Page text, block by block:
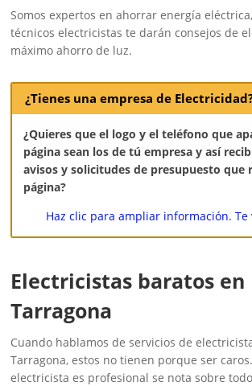
Somos expertos en ahorrar energía
técnicos electricistas te darán consejos de
máximo ahorro de luz.
¿Tienes una empresa de
¿Quieres que el logo y el teléfono que
página sean los de tú empresa y así
avisos y solicitudes de presupuesto que
página?
Haz clic para ampliar información. Te
Electricistas baratos en
Tarragona
Cuando hablamos de servicios de
Tarragona, estos no tienen porque ser
electricista es profesional se nota sobre